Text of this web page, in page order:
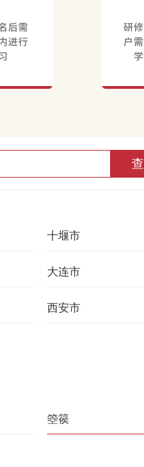
十堰市
大连市
西安市
箜篌